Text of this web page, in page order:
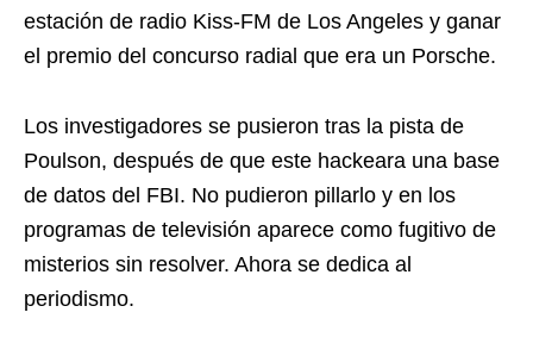
estación de radio Kiss-FM de Los Angeles y ganar
el premio del concurso radial que era un Porsche.
Los investigadores se pusieron tras la pista de
Poulson, después de que este hackeara una base
de datos del FBI. No pudieron pillarlo y en los
programas de televisión aparece como fugitivo de
misterios sin resolver. Ahora se dedica al
periodismo.